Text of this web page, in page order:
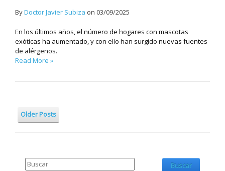
ByDoctor Javier Subiza on 03/09/2025
En los últimos años, el número de hogares con mascotas
exóticas ha aumentado, y con ello han surgido nuevas fuentes
de alérgenos.
Read More »
Older Posts
Buscar